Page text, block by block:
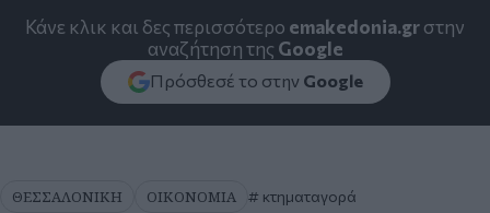
Κάνε κλικ και δες περισσότερο emakedonia.grστην
αναζήτηση της Google
Πρόσθεσέ το στην Google
ΘΕΣΣΑΛΟΝΙΚΗ ΟΙΚΟΝΟΜΙΑ
κτηματαγορά